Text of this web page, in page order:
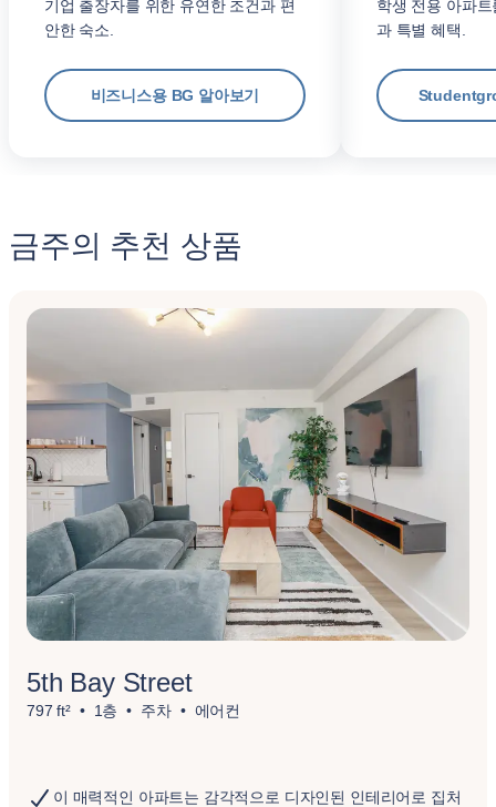
기업 출장자를 위한 유연한 조건과 편
안한 숙소.
비즈니스용 BG 알아보기
학생 전용 아파
과 특별 혜택.
금주의 추천 상품
5th Bay Street
797 ft² 1층 주차 에어컨
이 매력적인 아파트는 감각적으로 디자인된 인테리어로 집처